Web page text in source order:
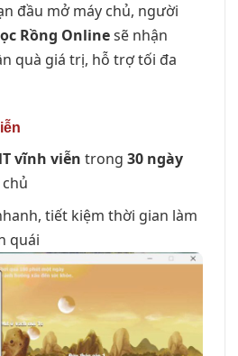
đầu mở máy chủ, người
Rồng Onlinesẽ nhận
quà giá trị, hỗ trợ tối đa
vĩnh viễn trong 30 ngày
tiết kiệm thời gian làm
quái